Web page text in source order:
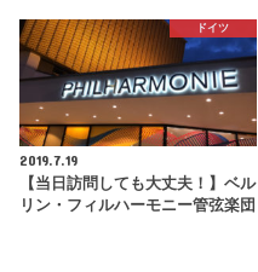
ドイツ
2019.7.19
【当日訪問しても大丈夫！】ベル
リン・フィルハーモニー管弦楽団